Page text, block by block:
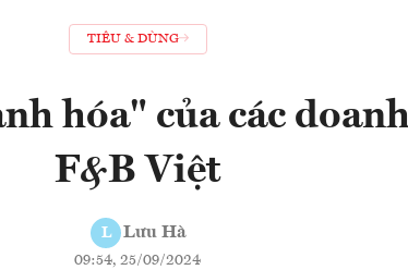
TIÊU & DÙNG
hóa" của các
F&B Việt
L Lưu Hà
09:54, 25/09/2024